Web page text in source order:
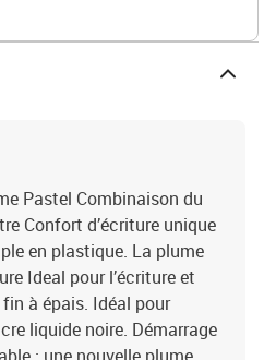
Pastel Combinaison du
Confort d’écriture unique
en plastique. La plume
Ideal pour l’écriture et
à épais. Idéal pour
liquide noire. Démarrage